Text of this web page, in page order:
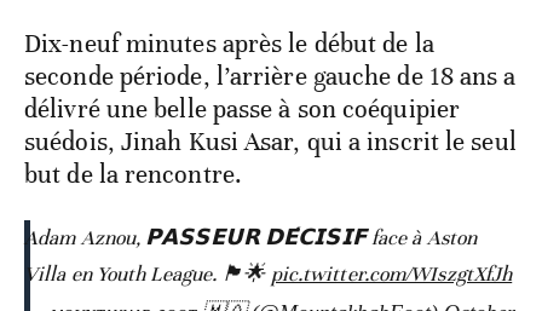
Dix-neuf minutes après le début de la
seconde période, l’arrière gauche de 18 ans a
délivré une belle passe à son coéquipier
suédois, Jinah Kusi Asar, qui a inscrit le seul
but de la rencontre.
Adam Aznou, 𝗣𝗔𝗦𝗦𝗘𝗨𝗥 𝗗𝗘́𝗖𝗜𝗦𝗜𝗙 face à Aston
Villa en Youth League. 🏴󠁧󠁢󠁥󠁮󠁧󠁿🌟 pic.twitter.com/WIszgtXfJh